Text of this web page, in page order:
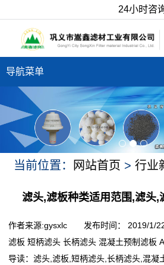
24小时咨
导航菜单
当前位置： 网站首页 > 行业
滤头,滤板种类适用范围,滤头,
作者来源:gysxlc 发布时间： 2019/1/
滤板 短柄滤头 长柄滤头 混凝土预制滤板
导读： 滤头,滤板,短柄滤头,长柄滤头,混凝